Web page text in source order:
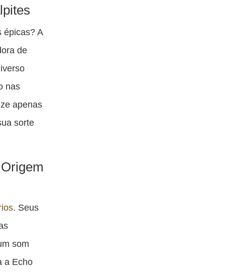
épicas? A
de
nas
apenas
sorte
. Seus
som
a Echo